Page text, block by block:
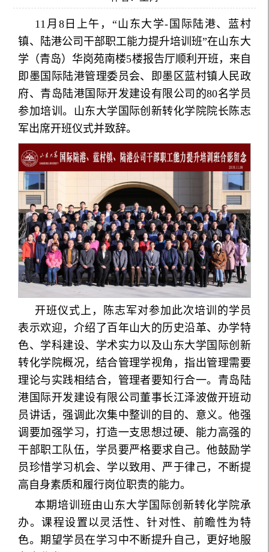
11月8日上午，“山东大学-国际陆港、蓝村
镇、陆港公司干部职工能力提升培训班”在山东大
学（青岛）华岗苑南楼5楼报告厅顺利开班，来自
即墨国际陆港管理委员会、即墨区蓝村镇人民政
府、青岛陆港国际开发建设有限公司的80名学员
参加培训。山东大学国际创新转化学院院长陈志
军出席开班仪式并致辞。
开班仪式上，陈志军对参加此次培训的学员
表示欢迎，介绍了百年山大的历史沿革、办学特
色、学科建设、学术实力以及山东大学国际创新
转化学院概况，结合管理学视角，指出管理需要
理论与实践相结合，管理者要知行合一。青岛陆
港国际开发建设有限公司董事长江泽波做开班动
员讲话，强调此次集中整训的目的、意义。他强
调要加强学习，打造一支思想过硬、能力高强的
干部职工队伍，学员要严格要求自己。他鼓励学
员珍惜学习机会、学以致用、严于律己，不断提
高自身素质和履行岗位职责的能力。
本期培训班由山东大学国际创新转化学院承
办。课程设置以灵活性、针对性、前瞻性为特
色。期望学员在学习中不断提升自己，更好地服